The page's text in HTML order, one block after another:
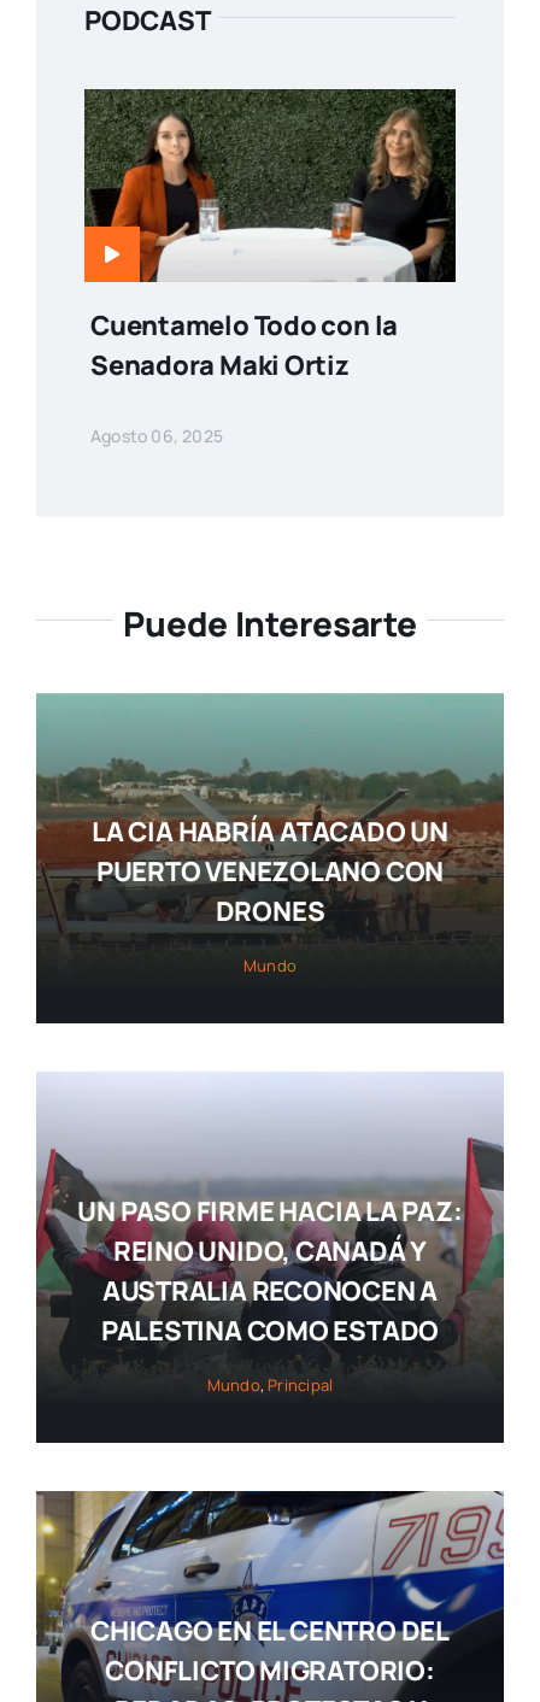
PODCAST
Cuentamelo Todo con la
Senadora Maki Ortiz
Agosto 06, 2025
Puede Interesarte
LA CIA HABRÍA ATACADO UN
PUERTO VENEZOLANO CON
DRONES
Mundo
UN PASO FIRME HACIA LA PAZ:
REINO UNIDO, CANADÁ Y
AUSTRALIA RECONOCEN A
PALESTINA COMO ESTADO
Mundo,Principal
CHICAGO EN EL CENTRO DEL
CONFLICTO MIGRATORIO: